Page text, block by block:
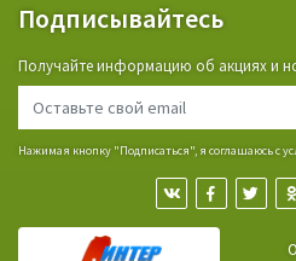
Подписывайтесь
Получайте информацию об акциях и
Нажимая кнопку "Подписаться", я соглашаюсь с